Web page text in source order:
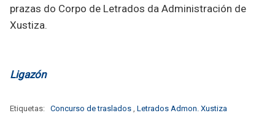
prazas do Corpo de Letrados da Administración de
Xustiza.
Ligazón
Etiquetas: Concurso de traslados , Letrados Admon. Xustiza